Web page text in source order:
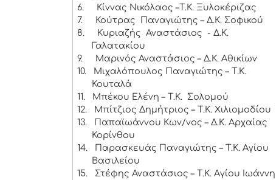
6.
Κίννας Νικόλαος –Τ.Κ. Ξυλοκέριζας
7.
Κούτρας Παναγιώτης – Δ.Κ. Σοφικού
8.
Κυριαζής Αναστάσιος - Δ.Κ.
Γαλατακίου
9.
Μαρινός Αναστάσιος – Δ.Κ. Αθικίων
10.
Μιχαλόπουλος Παναγιώτης – Τ.Κ.
Κουταλά
11.
Μπέκου Ελένη – Τ.Κ. Σολομού
12.
Μπίτζιος Δημήτριος – Τ.Κ. Χιλιομοδίου
13.
Παπαϊωάννου Κων/νος – Δ.Κ. Αρχαίας
Κορίνθου
14.
Παρασκευάς Παναγιώτης – Τ.Κ. Αγίου
Βασιλείου
15.
Στέφης Αναστάσιος – Τ.Κ. Αγίου Ιωάννη